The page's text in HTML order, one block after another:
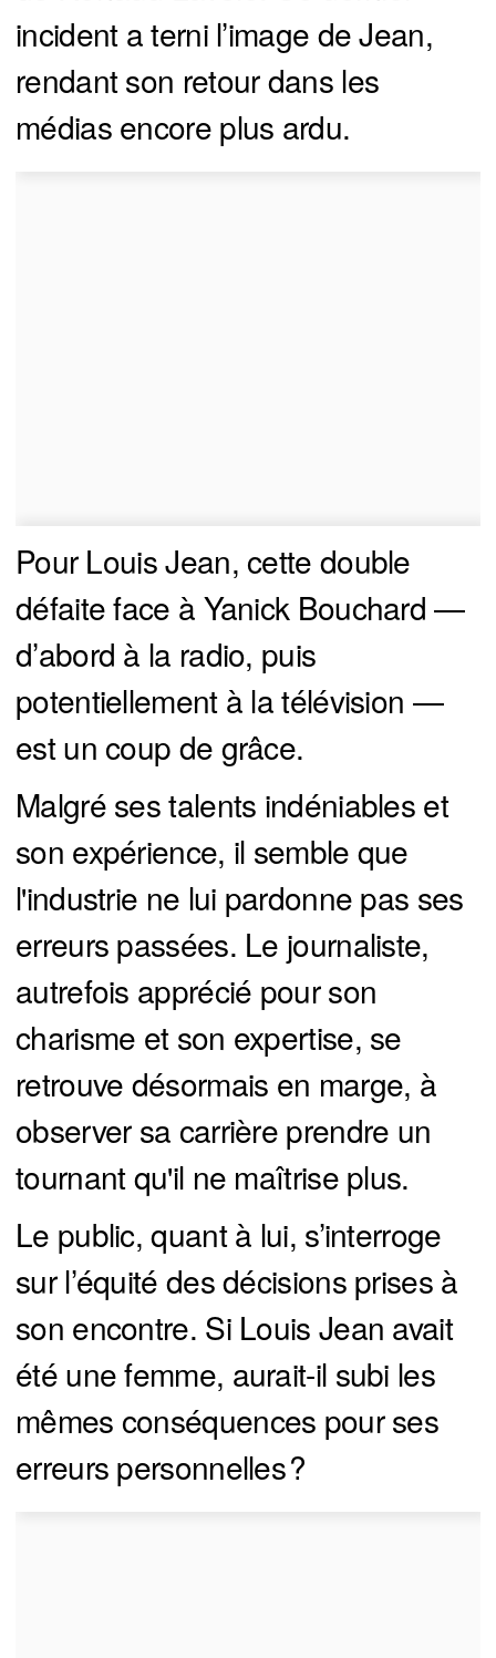
incident a terni l’image de Jean,
rendant son retour dans les
médias encore plus ardu.
Pour Louis Jean, cette double
défaite face à Yanick Bouchard —
d’abord à la radio, puis
potentiellement à la télévision —
est un coup de grâce.
Malgré ses talents indéniables et
son expérience, il semble que
l'industrie ne lui pardonne pas ses
erreurs passées. Le journaliste,
autrefois apprécié pour son
charisme et son expertise, se
retrouve désormais en marge, à
observer sa carrière prendre un
tournant qu'il ne maîtrise plus.
Le public, quant à lui, s’interroge
sur l’équité des décisions prises à
son encontre. Si Louis Jean avait
été une femme, aurait-il subi les
mêmes conséquences pour ses
erreurs personnelles ?